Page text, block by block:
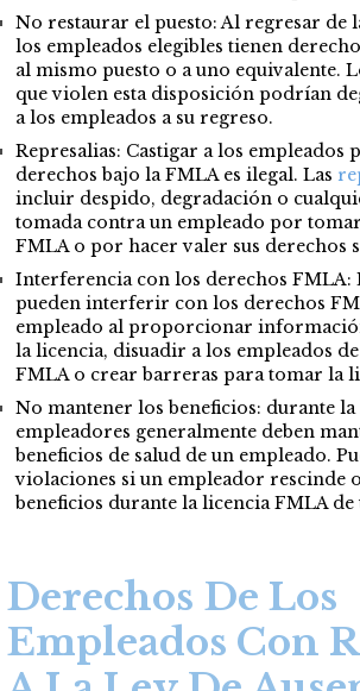
No restaurar el puesto: Al regresar de
los empleados elegibles tienen
al mismo puesto o a uno equivalente.
que violen esta disposición podrían
a los empleados a su regreso.
Represalias: Castigar a los empleados
derechos bajo la FMLA es ilegal. Las
incluir despido, degradación o
tomada contra un empleado por
FMLA o por hacer valer sus derechos
Interferencia con los derechos FMLA:
pueden interferir con los derechos
empleado al proporcionar
la licencia, disuadir a los empleados
FMLA o crear barreras para tomar la
No mantener los beneficios: durante
empleadores generalmente deben
beneficios de salud de un empleado.
violaciones si un empleador rescinde
beneficios durante la licencia FMLA de
Derechos De Los
Empleados Con